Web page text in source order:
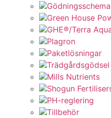
Gödningsschema
Green House
GHE®/Terra
Plagron
Paketlösningar
Trädgårdsgödsel
Mills Nutrients
Shogun
PH-reglering
Tillbehör